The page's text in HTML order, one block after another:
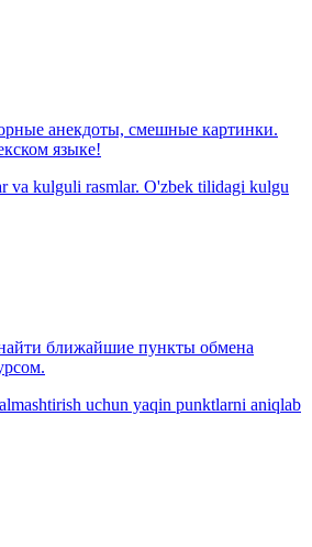
анекдоты, смешные картинки.
языке!
va kulguli rasmlar. O'zbek tilidagi kulgu
ближайшие пункты обмена
uchun yaqin punktlarni aniqlab